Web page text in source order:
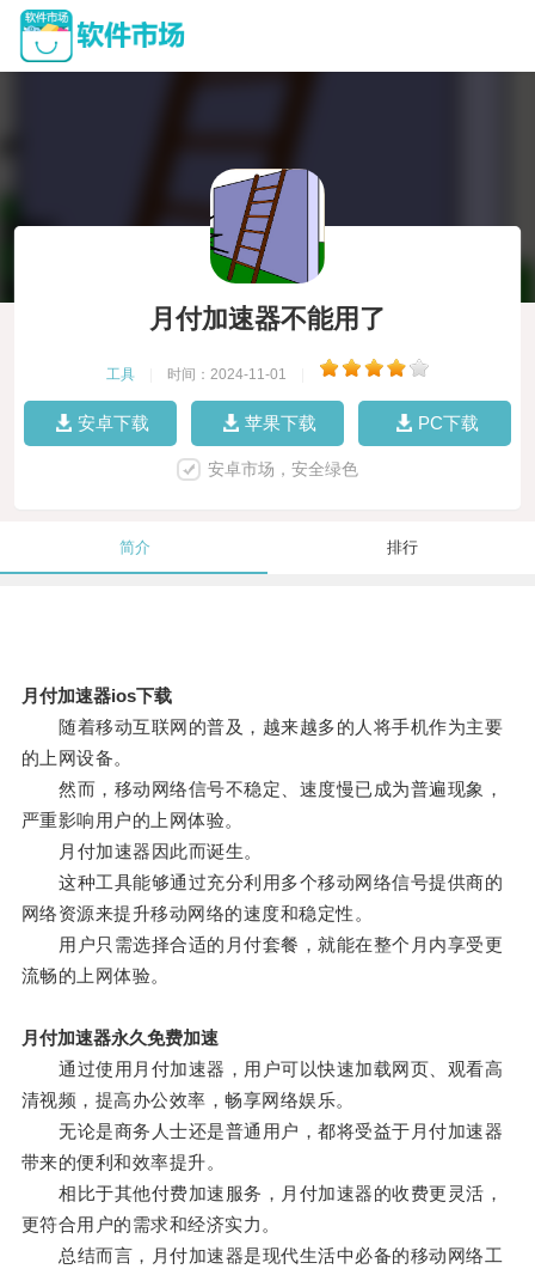
月付加速器不能用了
工具 时间：2024-11-01
安卓下载 苹果下载 PC下载
安卓市场，安全绿色
简介 排行
月付加速器ios下载
随着移动互联网的普及，越来越多的人将手机作为主要
的上网设备。
然而，移动网络信号不稳定、速度慢已成为普遍现象，
严重影响用户的上网体验。
月付加速器因此而诞生。
这种工具能够通过充分利用多个移动网络信号提供商的
网络资源来提升移动网络的速度和稳定性。
用户只需选择合适的月付套餐，就能在整个月内享受更
流畅的上网体验。
月付加速器永久免费加速
通过使用月付加速器，用户可以快速加载网页、观看高
清视频，提高办公效率，畅享网络娱乐。
无论是商务人士还是普通用户，都将受益于月付加速器
带来的便利和效率提升。
相比于其他付费加速服务，月付加速器的收费更灵活，
更符合用户的需求和经济实力。
总结而言，月付加速器是现代生活中必备的移动网络工